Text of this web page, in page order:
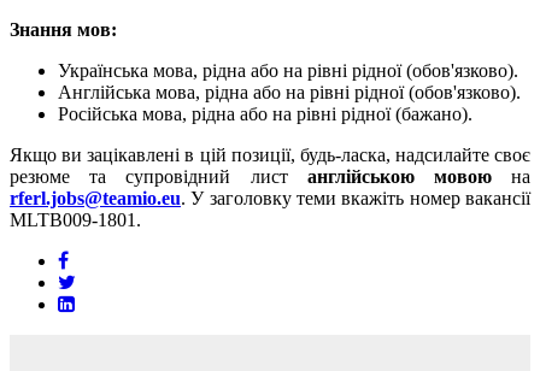
Знання мов:
Українська мова, рідна або на рівні рідної (обов'язково).
Англійська мова, рідна або на рівні рідної (обов'язково).
Російська мова, рідна або на рівні рідної (бажано).
Якщо ви зацікавлені в цій позиції, будь-ласка, надсилайте своє
резюме та супровідний лист англійською мовоюна
rferl.jobs@teamio.eu. У заголовку теми вкажіть номер вакансії
MLTB009-1801.